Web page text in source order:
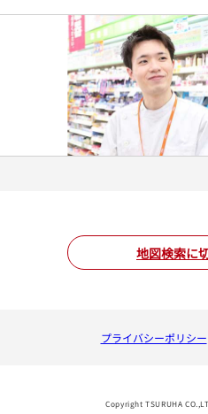
地図検索に
プライバシーポリシー
Copyright TSURUHA